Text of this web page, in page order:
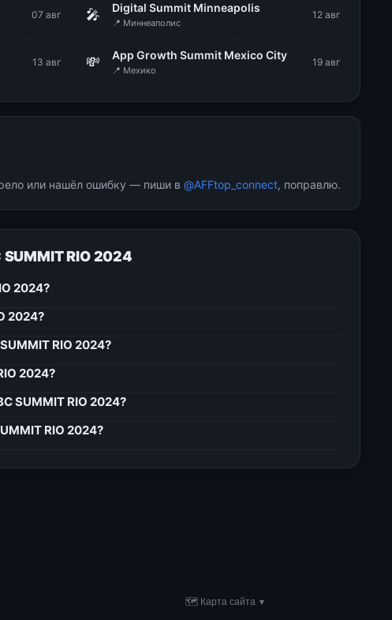
07 авг 🎤 Digital Summit Minneapolis
📍 Миннеаполис
12 авг
13 авг 💸 App Growth Summit Mexico City
📍 Мехико
19 авг
или нашёл ошибку — пиши в @AFFtop_connect, поправлю.
RIO 2024
2024?
2024?
RIO 2024?
2024?
SUMMIT RIO 2024?
RIO 2024?
🗺 Карта сайта ▼